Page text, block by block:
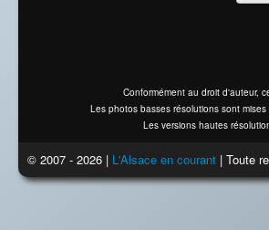
Conformément au droit d'auteur,
Les photos basses résolutions sont
Les versions hautes
© 2007 - 2026 | L'Alsace en courant | Toute